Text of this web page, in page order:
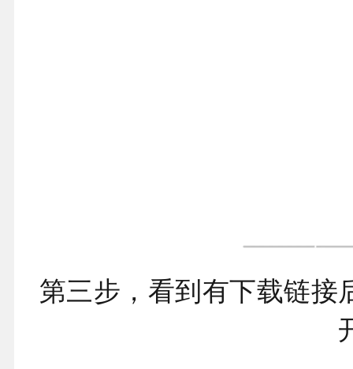
第三步，看到有下载链